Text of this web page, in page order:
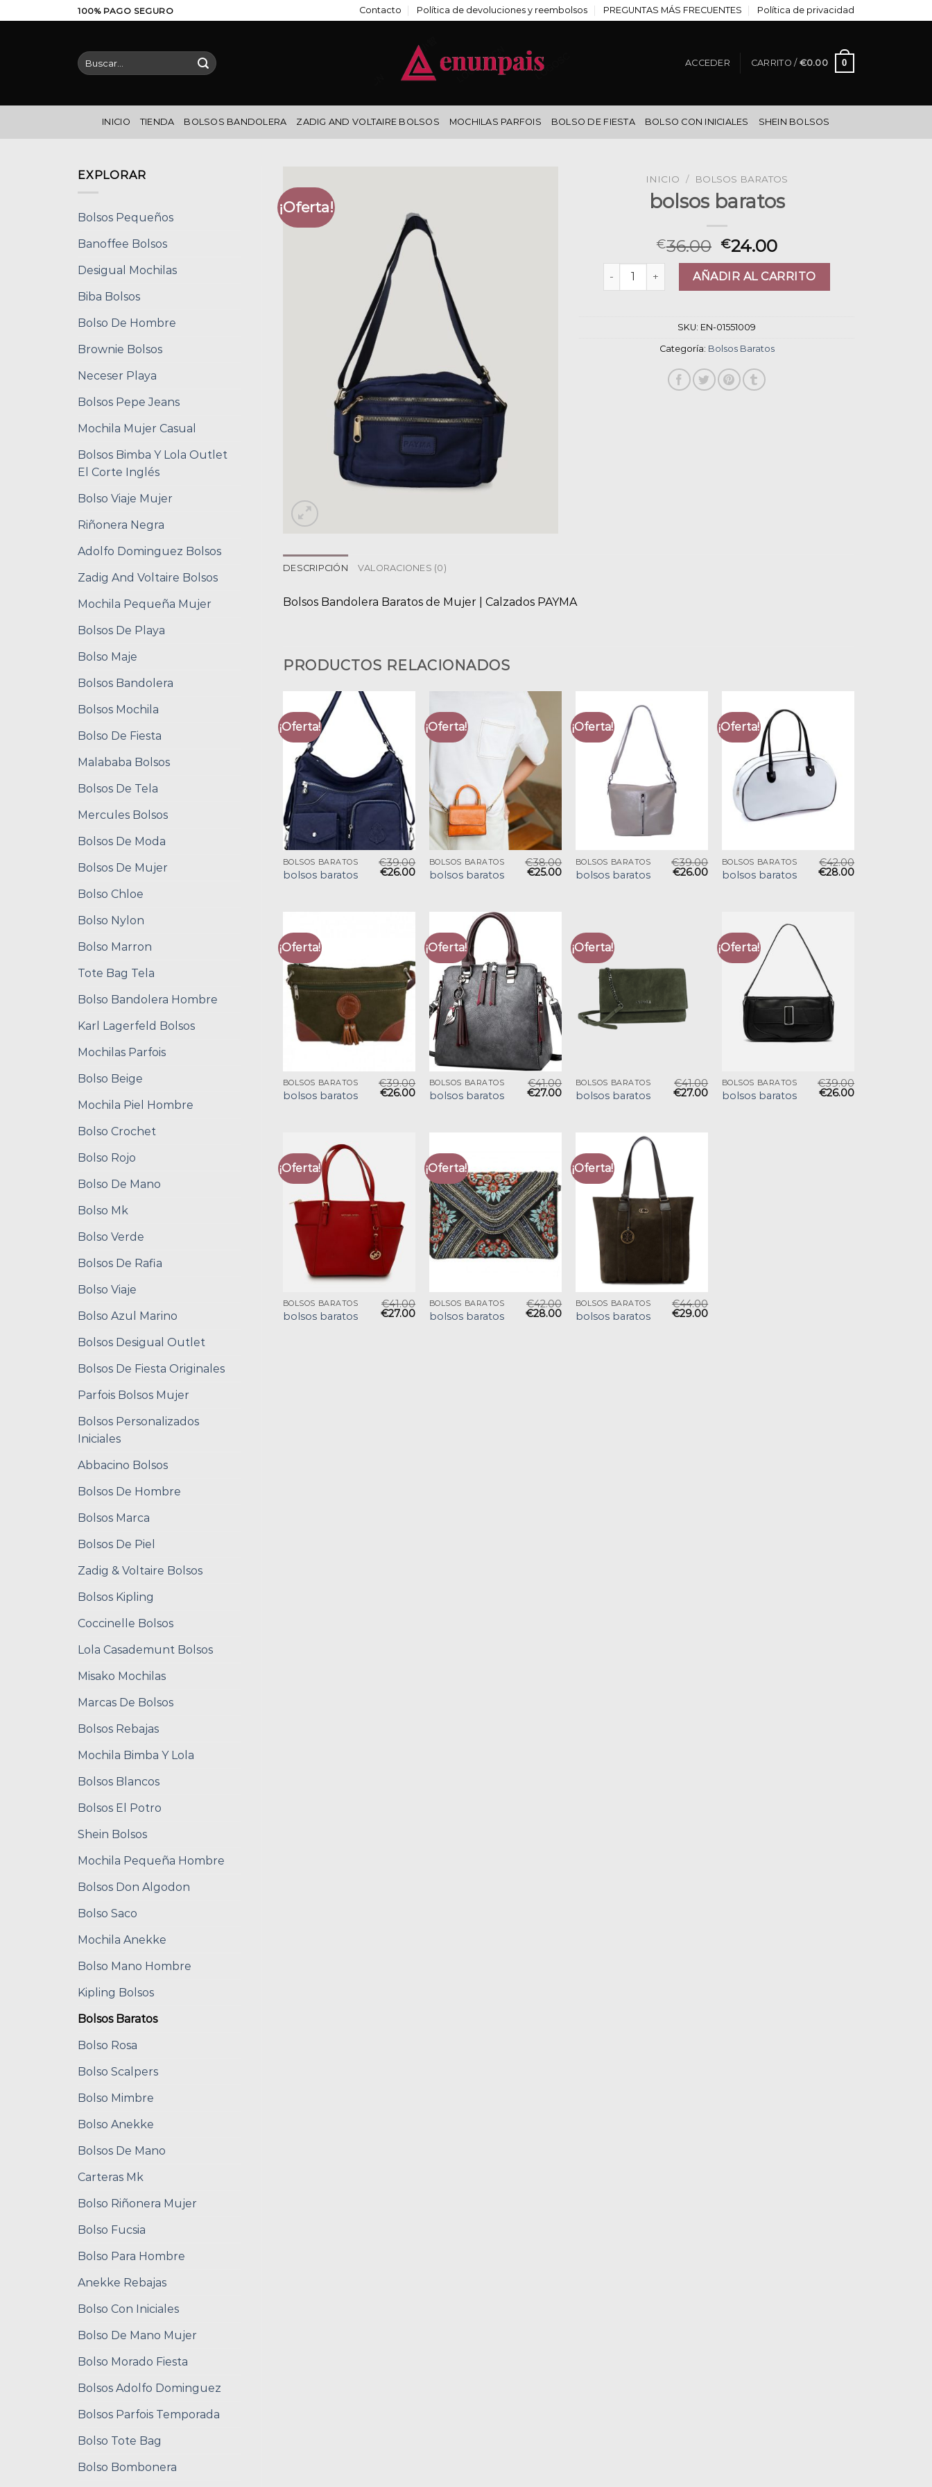
al
100% PAGO SEGURO Contacto Política de devoluciones y reembolsos PREGUNTAS MÁS FRECUENTES Política de privacidad
Buscar
por:
ACCEDER CARRITO / €0.00 0
INICIO TIENDA BOLSOS BANDOLERA ZADIG AND VOLTAIRE BOLSOS MOCHILAS PARFOIS BOLSO DE FIESTA BOLSO CON INICIALES SHEIN BOLSOS
EXPLORAR
Bolsos Pequeños
Banoffee Bolsos
Desigual Mochilas
Biba Bolsos
Bolso De Hombre
Brownie Bolsos
Neceser Playa
Bolsos Pepe Jeans
Mochila Mujer Casual
Bolsos Bimba Y Lola Outlet
El Corte Inglés
Bolso Viaje Mujer
Riñonera Negra
Adolfo Dominguez Bolsos
Zadig And Voltaire Bolsos
Mochila Pequeña Mujer
Bolsos De Playa
Bolso Maje
Bolsos Bandolera
Bolsos Mochila
Bolso De Fiesta
Malababa Bolsos
Bolsos De Tela
Mercules Bolsos
Bolsos De Moda
Bolsos De Mujer
Bolso Chloe
Bolso Nylon
Bolso Marron
Tote Bag Tela
Bolso Bandolera Hombre
Karl Lagerfeld Bolsos
Mochilas Parfois
Bolso Beige
Mochila Piel Hombre
Bolso Crochet
Bolso Rojo
Bolso De Mano
Bolso Mk
Bolso Verde
Bolsos De Rafia
Bolso Viaje
Bolso Azul Marino
Bolsos Desigual Outlet
Bolsos De Fiesta Originales
Parfois Bolsos Mujer
Bolsos Personalizados
Iniciales
Abbacino Bolsos
Bolsos De Hombre
Bolsos Marca
Bolsos De Piel
Zadig & Voltaire Bolsos
Bolsos Kipling
Coccinelle Bolsos
Lola Casademunt Bolsos
Misako Mochilas
Marcas De Bolsos
Bolsos Rebajas
Mochila Bimba Y Lola
Bolsos Blancos
Bolsos El Potro
Shein Bolsos
Mochila Pequeña Hombre
Bolsos Don Algodon
Bolso Saco
Mochila Anekke
Bolso Mano Hombre
Kipling Bolsos
Bolsos Baratos
Bolso Rosa
Bolso Scalpers
Bolso Mimbre
Bolso Anekke
Bolsos De Mano
Carteras Mk
Bolso Riñonera Mujer
Bolso Fucsia
Bolso Para Hombre
Anekke Rebajas
Bolso Con Iniciales
Bolso De Mano Mujer
Bolso Morado Fiesta
Bolsos Adolfo Dominguez
Bolsos Parfois Temporada
Bolso Tote Bag
Bolso Bombonera
¡Oferta!
INICIO / BOLSOS BARATOS
bolsos baratos
€36.00 €24.00
bolsos baratos cantidadAÑADIR AL CARRITO
SKU: EN-01551009
Categoría: Bolsos Baratos
DESCRIPCIÓN VALORACIONES (0)
Bolsos Bandolera Baratos de Mujer | Calzados PAYMA
PRODUCTOS RELACIONADOS
¡Oferta!
BOLSOS BARATOS
bolsos baratos
€39.00
€26.00
¡Oferta!
BOLSOS BARATOS
bolsos baratos
€38.00
€25.00
¡Oferta!
BOLSOS BARATOS
bolsos baratos
€39.00
€26.00
¡Oferta!
BOLSOS BARATOS
bolsos baratos
€42.00
€28.00
¡Oferta!
BOLSOS BARATOS
bolsos baratos
€39.00
€26.00
¡Oferta!
BOLSOS BARATOS
bolsos baratos
€41.00
€27.00
¡Oferta!
BOLSOS BARATOS
bolsos baratos
€41.00
€27.00
¡Oferta!
BOLSOS BARATOS
bolsos baratos
€39.00
€26.00
¡Oferta!
BOLSOS BARATOS
bolsos baratos
€41.00
€27.00
¡Oferta!
BOLSOS BARATOS
bolsos baratos
€42.00
€28.00
¡Oferta!
BOLSOS BARATOS
bolsos baratos
€44.00
€29.00